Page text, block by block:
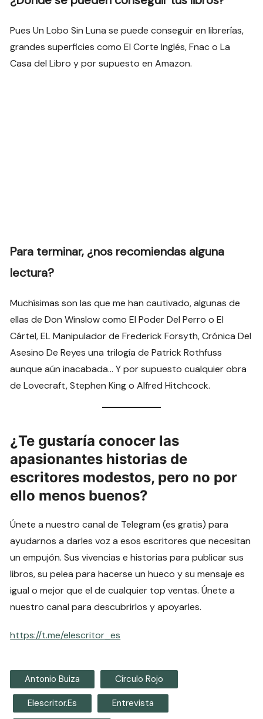
Pues Un Lobo Sin Luna se puede conseguir en librerías,
grandes superficies como El Corte Inglés, Fnac o La
Casa del Libro y por supuesto en Amazon.
Para terminar, ¿nos recomiendas alguna
lectura?
Muchísimas son las que me han cautivado, algunas de
ellas de Don Winslow como El Poder Del Perro o El
Cártel, EL Manipulador de Frederick Forsyth, Crónica Del
Asesino De Reyes una trilogía de Patrick Rothfuss
aunque aún inacabada… Y por supuesto cualquier obra
de Lovecraft, Stephen King o Alfred Hitchcock.
¿Te gustaría conocer las
apasionantes historias de
escritores modestos, pero no por
ello menos buenos?
Únete a nuestro canal de Telegram (es gratis) para
ayudarnos a darles voz a esos escritores que necesitan
un empujón. Sus vivencias e historias para publicar sus
libros, su pelea para hacerse un hueco y su mensaje es
igual o mejor que el de cualquier top ventas. Únete a
nuestro canal para descubrirlos y apoyarles.
https://t.me/elescritor_es
Antonio Buiza Círculo Rojo
Elescritor.es Entrevista